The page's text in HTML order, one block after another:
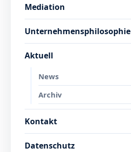
Mediation
Unternehmensphilosophie
Aktuell
News
Archiv
Kontakt
Datenschutz